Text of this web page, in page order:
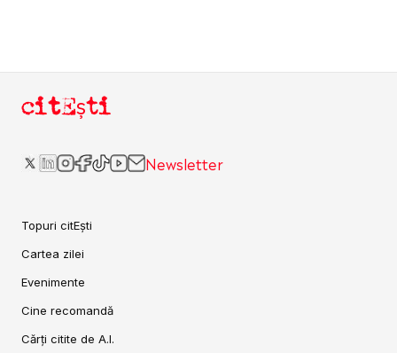
citEști
Newsletter
Topuri citEști
Cartea zilei
Evenimente
Cine recomandă
Cărți citite de A.I.